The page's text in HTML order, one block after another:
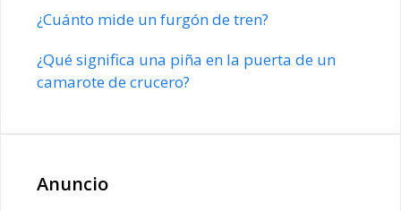
¿Cuánto mide un furgón de tren?
¿Qué significa una piña en la puerta de un
camarote de crucero?
Anuncio